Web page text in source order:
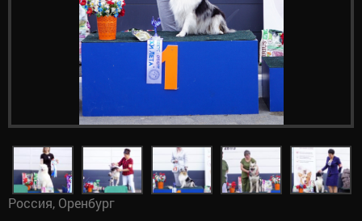
Россия, Оренбург